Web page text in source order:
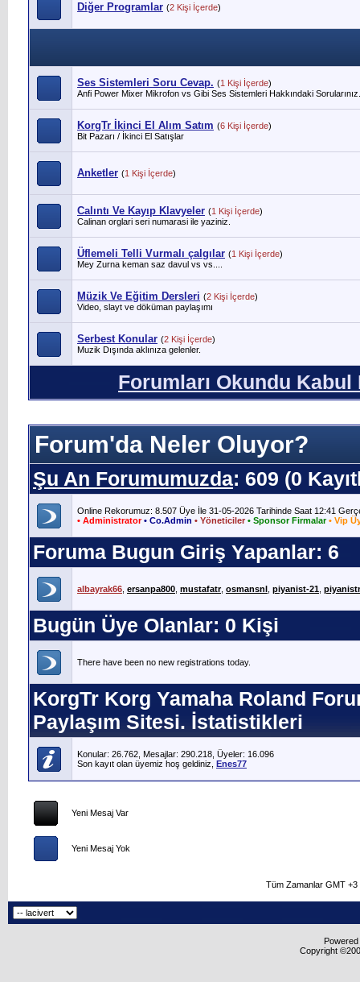
Diğer Programlar (2 Kişi İçerde)
Ses Sistemleri Soru Cevap. (1 Kişi İçerde)
Anfi Power Mixer Mikrofon vs Gibi Ses Sistemleri Hakkındaki Sorularınız.
KorgTr İkinci El Alım Satım (6 Kişi İçerde)
Bit Pazarı / İkinci El Satışlar
Anketler (1 Kişi İçerde)
Calıntı Ve Kayıp Klavyeler (1 Kişi İçerde)
Calinan orglari seri numarasi ile yaziniz.
Üflemeli Telli Vurmalı çalgılar (1 Kişi İçerde)
Mey Zurna keman saz davul vs vs....
Müzik Ve Eğitim Dersleri (2 Kişi İçerde)
Video, slayt ve döküman paylaşımı
Serbest Konular (2 Kişi İçerde)
Muzik Dışında aklınıza gelenler.
Forumları Okundu Kabul
Forum'da Neler Oluyor?
Şu An Forumumuzda: 609 (0
Online Rekorumuz: 8.507 Üye İle 31-05-2026 Tarihinde Saat 12:41
• Administrator• Co.Admin • Yöneticiler • Sponsor Firmalar• Vip
Foruma Bugun Giriş Yapanlar: 6
albayrak66 ersanpa800 mustafatr, osmansnl piyanist-21
Bugün Üye Olanlar: 0 Kişi
There have been no new registrations today.
KorgTr Korg Yamaha Roland
Paylaşım Sitesi. İstatistikleri
Konular: 26.762, Mesajlar: 290.218, Üyeler: 16.096
Son kayıt olan üyemiz hoş geldiniz, Enes77
Yeni Mesaj Var
Yeni Mesaj Yok
Tüm Zamanlar GMT
Copyright